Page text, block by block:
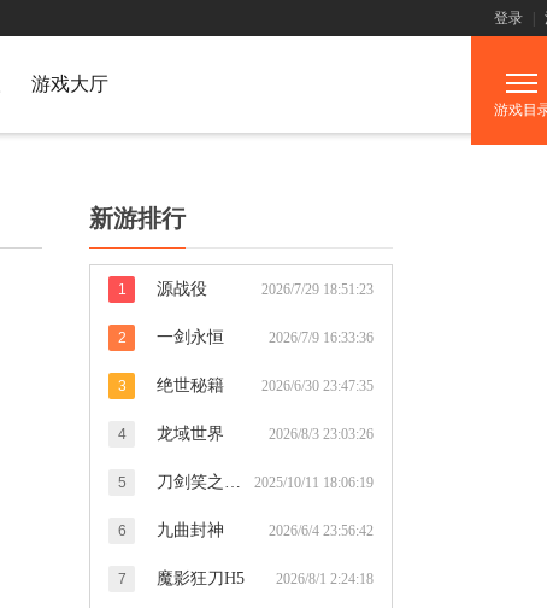
登录
游戏大厅
游戏目
新游排行
1 源战役 2026/7/29 18:51:23
2 一剑永恒 2026/7/9 16:33:36
3 绝世秘籍 2026/6/30 23:47:35
4 龙域世界 2026/8/3 23:03:26
5 刀剑笑之霸刀 2025/10/11 18:06:19
6 九曲封神 2026/6/4 23:56:42
7 魔影狂刀H5 2026/8/1 2:24:18